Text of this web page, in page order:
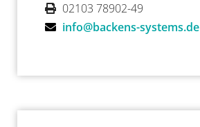
02103 78902-49
info@backens-systems.de